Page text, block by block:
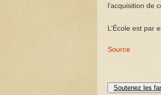
l’acquisition de
L’École est
Source
Soutenez les